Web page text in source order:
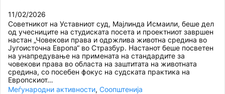
11/02/2026
Советникот на Уставниот суд, Мајлинда Исмаили, беше дел
од учесниците на студиската посета и проектниот завршен
настан „Човекови права и одржлива животна средина во
Југоисточна Европа“ во Стразбур. Настанот беше посветен
на унапредување на примената на стандардите за
човекови права во областа на заштитата на животната
средина, со посебен фокус на судската практика на
Европскиот…
Меѓународни активности, Соопштенија